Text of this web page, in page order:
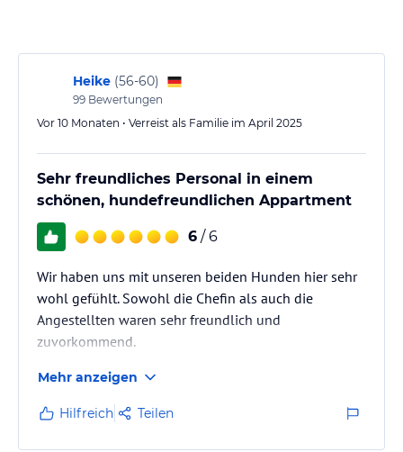
Heike (56-60)
99 Bewertungen
Vor 10 Monaten • Verreist als Familie im April 2025
Sehr freundliches Personal in einem
schönen, hundefreundlichen Appartment
6 / 6
Wir haben uns mit unseren beiden Hunden hier sehr
wohl gefühlt. Sowohl die Chefin als auch die
Angestellten waren sehr freundlich und
zuvorkommend.
war sehr lecker und wir konnten im Wellnessbereich
prima entspannen. Nur zum Skifahren war das Wetter
leider zu schlecht. Aber da kann das Hotel ja nichts
Mehr anzeigen
Hilfreich Teilen